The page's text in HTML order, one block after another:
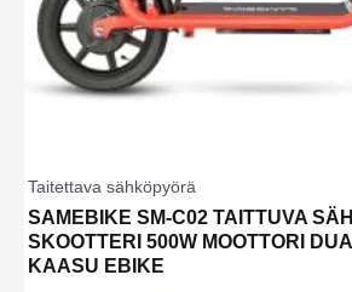
Taitettava sähköpyörä
SAMEBIKE SM-C02 TAITTUVA
SKOOTTERI 500W MOOTTORI
KAASU EBIKE